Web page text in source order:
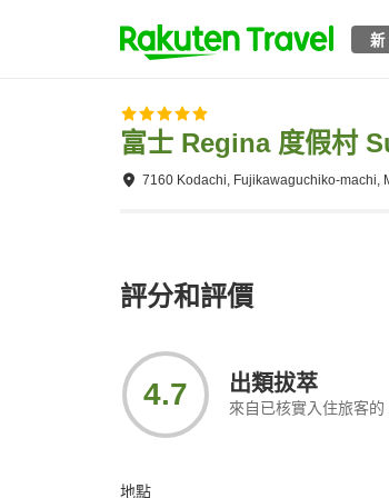
新
富士 Regina 度假村
7160 Kodachi, Fujikawaguchiko-machi,
評分和評價
4.7 出類拔萃
來自已核實入住旅客的
地點